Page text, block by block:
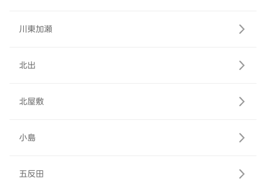
川東加瀬
北出
北屋敷
小島
五反田